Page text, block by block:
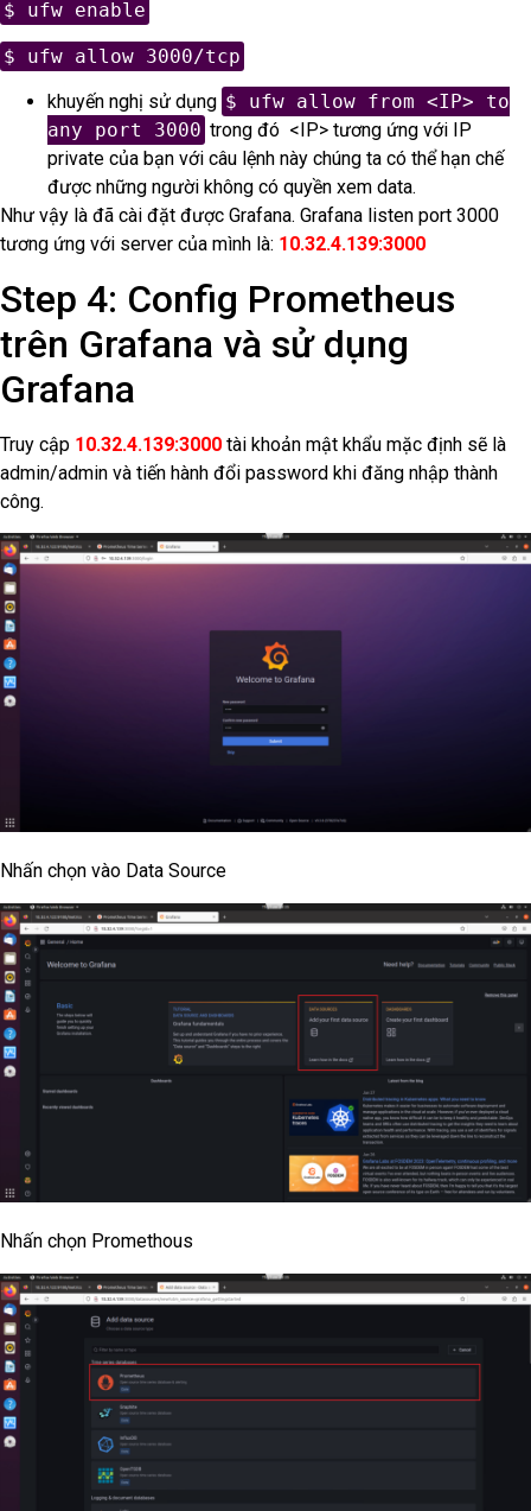
$ ufw enable
$ ufw allow 3000/tcp
khuyến nghị sử dụng $ ufw allow from <IP> to
any port 3000 trong đó <IP> tương ứng với IP
private của bạn với câu lệnh này chúng ta có thể hạn chế
được những người không có quyền xem data.
Như vậy là đã cài đặt được Grafana. Grafana listen port 3000
tương ứng với server của mình là: 10.32.4.139:3000
Step 4: Config Prometheus
trên Grafana và sử dụng
Grafana
Truy cập 10.32.4.139:3000 tài khoản mật khẩu mặc định sẽ là
admin/admin và tiến hành đổi password khi đăng nhập thành
công.
Nhấn chọn vào Data Source
Nhấn chọn Promethous